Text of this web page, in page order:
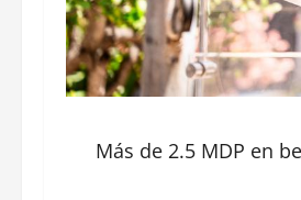
Más de 2.5 MDP en